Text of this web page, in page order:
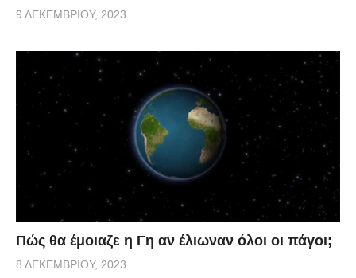
9 ΔΕΚΕΜΒΡΊΟΥ, 2023
Πώς θα έμοιαζε η Γη αν έλιωναν όλοι οι πάγοι;
8 ΔΕΚΕΜΒΡΊΟΥ, 2023